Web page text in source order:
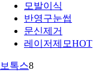
모발이식
반영구눈썹
문신제거
레이저제모HOT
보톡스8